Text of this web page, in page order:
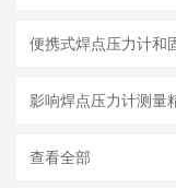
查看全部